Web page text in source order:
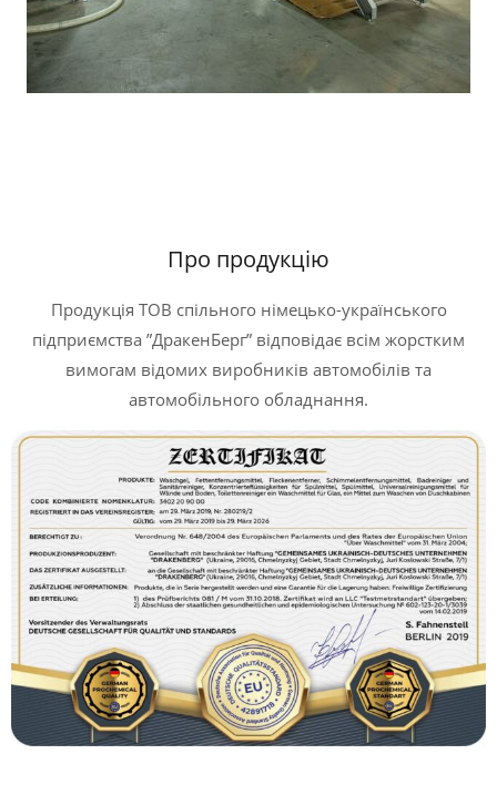
Про продукцію
Продукція ТОВ спільного німецько-українського
підприємства ”ДракенБерг” відповідає всім жорстким
вимогам відомих виробників автомобілів та
автомобільного обладнання.